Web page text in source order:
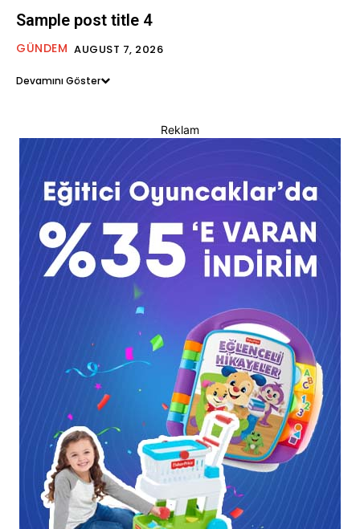
Sample post title 4
GÜNDEM AUGUST 7, 2026
Devamını Göster
Reklam